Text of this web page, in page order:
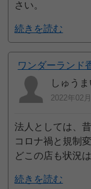
さい。
続きを読む
ワンダーランド
しゅう
2022年02
法人としては、
コロナ禍と規制
どこの店も状況
続きを読む